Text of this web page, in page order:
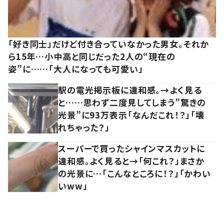
「好き同士」だけど付き合っていなかった男女。それか
ら15年…小中高と同じだった2人の“現在の
姿”に……「大人になっても可愛い」
駅の電光掲示板に違和感。→よく見る
と……思わず二度見してしまう”驚きの
光景”に93万表示「なんだこれ！？」「壊
れちゃった？」
スーパーで買ったシャインマスカットに
違和感。よく見ると→「何これ？」まさか
の光景に…「こんなところに！？」「かわい
いww」